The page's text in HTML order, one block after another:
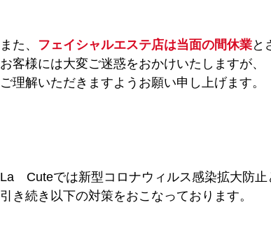
また、 フェイシャルエステ店は当面の間休業と
お客様には大変ご迷惑をおかけいたしますが、
ご理解いただきますようお願い申し上げます。
La　Cuteでは新型コロナウィルス感染拡大防止
引き続き以下の対策をおこなっております。